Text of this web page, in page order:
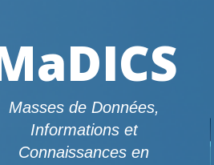
Masses de Données,
Informations et
Connaissances en